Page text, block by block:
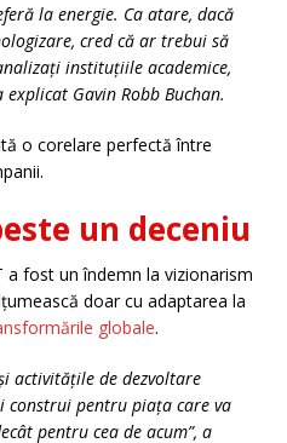
la energie. Ca atare, dacă
cred că ar trebui să
instituțiile academice,
Gavin Robb Buchan.
o corelare perfectă între
un deceniu
a fost un îndemn la vizionarism
doar cu adaptarea la
globale.
activitățile de dezvoltare
construi pentru piața care va
pentru cea de acum”, a